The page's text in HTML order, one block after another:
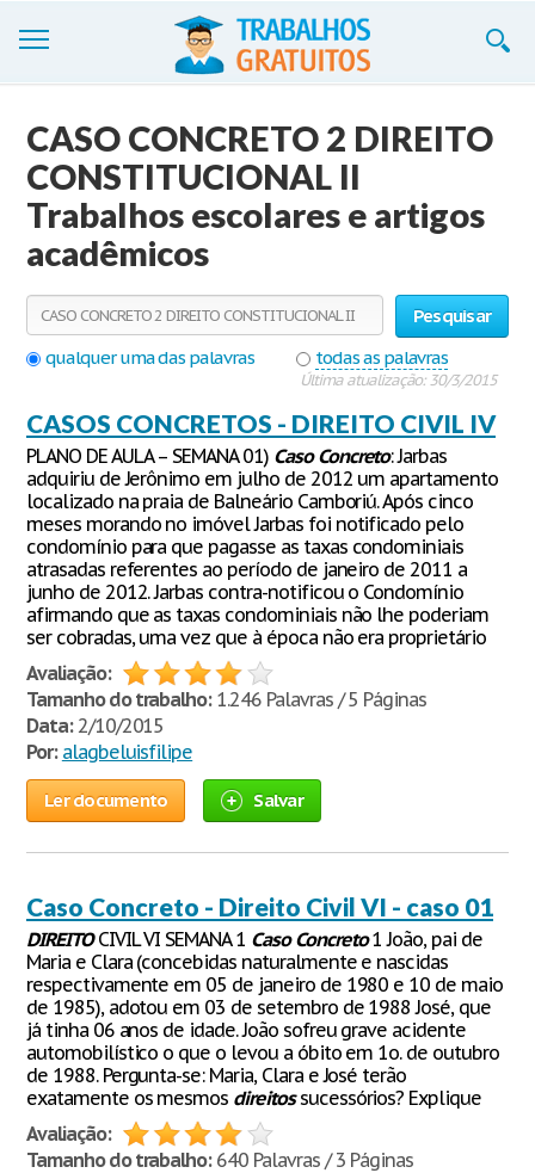
Cadastre-se
Entre
Blog
Contate-nos
CASO CONCRETO 2 DIREITO
CONSTITUCIONAL II
Trabalhos escolares e artigos
acadêmicos
Pesquisar
qualquer uma das palavras
todas as palavras
Última atualização: 30/3/2015
CASOS CONCRETOS - DIREITO CIVIL IV
PLANO DE AULA – SEMANA 01) Caso Concreto: Jarbas
adquiriu de Jerônimo em julho de 2012 um apartamento
localizado na praia de Balneário Camboriú. Após cinco
meses morando no imóvel Jarbas foi notificado pelo
condomínio para que pagasse as taxas condominiais
atrasadas referentes ao período de janeiro de 2011 a
junho de 2012. Jarbas contra-notificou o Condomínio
afirmando que as taxas condominiais não lhe poderiam
ser cobradas, uma vez que à época não era proprietário
Avaliação:
Tamanho do trabalho:1.246 Palavras / 5 Páginas
Data:2/10/2015
Por: alagbeluisfilipe
Ler documento Salvar
Caso Concreto - Direito Civil VI - caso 01
DIREITOCIVIL VI SEMANA 1 Caso Concreto1 João, pai de
Maria e Clara (concebidas naturalmente e nascidas
respectivamente em 05 de janeiro de 1980 e 10 de maio
de 1985), adotou em 03 de setembro de 1988 José, que
já tinha 06 anos de idade. João sofreu grave acidente
automobilístico o que o levou a óbito em 1o. de outubro
de 1988. Pergunta-se: Maria, Clara e José terão
exatamente os mesmos direitossucessórios? Explique
Avaliação:
Tamanho do trabalho:640 Palavras / 3 Páginas